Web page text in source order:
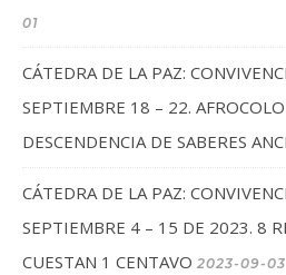
01
CÁTEDRA DE LA PAZ:
SEPTIEMBRE 18 – 22.
DESCENDENCIA DE SABERES
CÁTEDRA DE LA PAZ:
SEPTIEMBRE 4 – 15 DE 2023. 8
CUESTAN 1 CENTAVO 2023-09-03